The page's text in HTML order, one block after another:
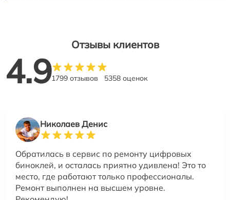
Отзывы клиентов
4.91799 отзывов 5358 оценок
Николаев Денис
Обратилась в сервис по ремонту цифровых
биноклей, и осталась приятно удивлена! Это то
место, где работают только профессионалы.
Ремонт выполнен на высшем уровне.